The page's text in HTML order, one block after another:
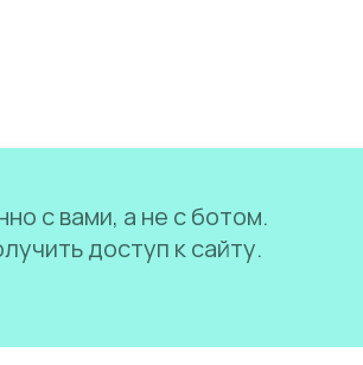
с вами, а не с ботом.
доступ к сайту.